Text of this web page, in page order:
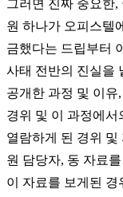
그러면 진짜 중요한,
원 하나가 오피스텔
금했다는 드립부터
사태 전반의 진실을
공개한 과정 및 이유,
경위 및 이 과정에서
열람하게 된 경위 및
원 담당자, 동 자료
이 자료를 보게된 경